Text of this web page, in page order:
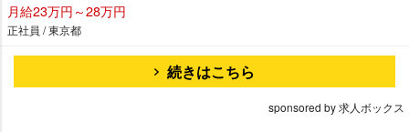
月給23万円～28万円
正社員 / 東京都
続きはこちら
sponsored by 求人ボックス